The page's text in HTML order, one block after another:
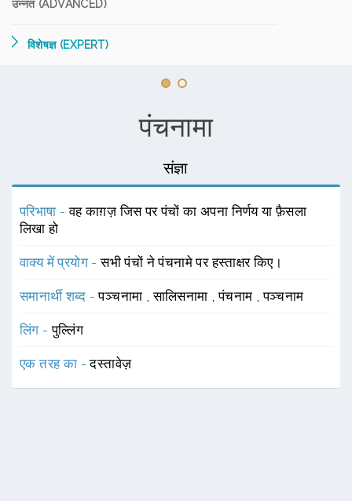
उन्नत (ADVANCED)
विशेषज्ञ (EXPERT)
पंचनामा
संज्ञा
परिभाषा -वह काग़ज़ जिस पर पंचों का अपना निर्णय या फ़ैसला
लिखा हो
वाक्य में प्रयोग -सभी पंचों ने पंचनामे पर हस्ताक्षर किए।
समानार्थी शब्द -पञ्चनामा ,सालिसनामा ,पंचनाम ,पञ्चनाम
लिंग -पुल्लिंग
एक तरह का -दस्तावेज़